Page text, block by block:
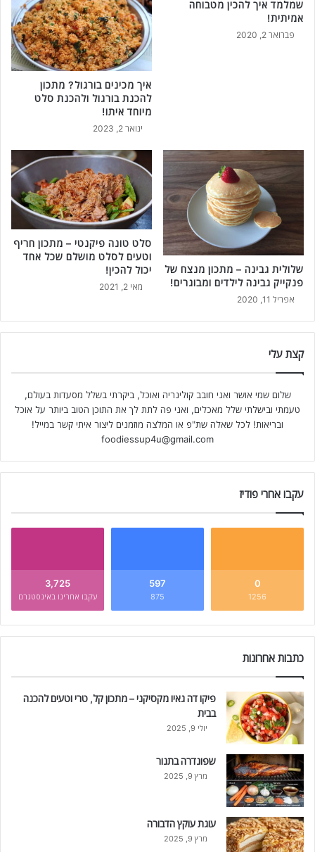
שמלמד איך להכין מטבוחה
אמיתית!
פברואר 2, 2020
איך מכינים בורגול? מתכון
להכנת בורגול ולהכנת סלט
מיוחד איתו!
ינואר 2, 2023
שלולית גבינה – מתכון מנצח של
פנקייק גבינה לילדים ומבוגרים!
אפריל 11, 2020
סלט טונה פיקנטי – מתכון חריף
וטעים לסלט מושלם שכל אחד
יכול להכין!
מאי 2, 2021
קצת עלי
שלום שמי אושר ואני חובב קולינריה ואוכל, ביקרתי בשלל מסעדות בעולם,
טעמתי ובישלתי שלל מאכלים, ואני פה לתת לך את התוכן הטוב ביותר על אוכל
ובריאות! לכל שאלה שת"פ או המלצה מוזמנים ליצור איתי קשר במייל!
foodiessup4u@gmail.com
עקבו אחרי פודיז
0
1256
597
875
3,725
עקבו אחרינו באינסטגרם
כתבות אחרונות
פיקו דה גאיו מקסיקני – מתכון קל, טרי וטעים להכנה
בבית
יולי 9, 2025
שפונדרה בתנור
מרץ 9, 2025
עוגת עוקץ הדבורה
מרץ 9, 2025